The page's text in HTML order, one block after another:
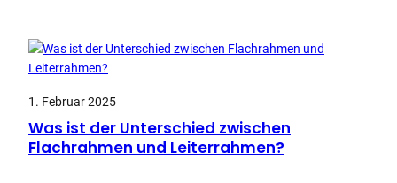
1. Februar 2025
Was ist der Unterschied zwischen
Flachrahmen und Leiterrahmen?